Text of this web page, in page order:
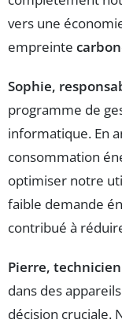
vers une
empreinte
Sophie,
programme de
informatique. En
consommation
optimiser notre
faible demande
contribué à
Pierre,
dans des
décision cruciale.